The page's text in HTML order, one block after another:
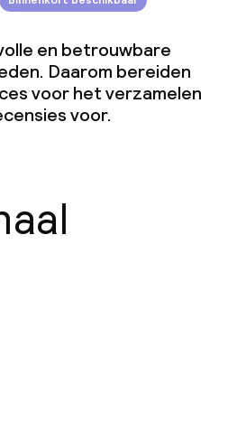
en betrouwbare
Daarom bereiden
voor het verzamelen
voor.